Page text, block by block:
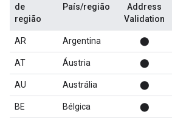
de
região
País/região
Address
Validation
AR Argentina ⬤
AT Áustria ⬤
AU Austrália ⬤
BE Bélgica ⬤